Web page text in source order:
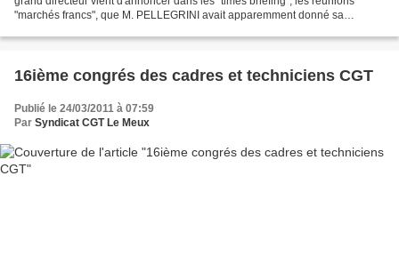
"marchés francs", que M. PELLEGRINI avait apparemment donné sa
16ième congrés des cadres et techniciens CGT
Publié le 24/03/2011 à 07:59
Par Syndicat CGT Le Meux